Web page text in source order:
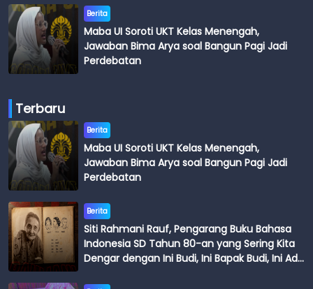
Berita
Maba UI Soroti UKT Kelas Menengah,
Jawaban Bima Arya soal Bangun Pagi Jadi
Perdebatan
Terbaru
Berita
Maba UI Soroti UKT Kelas Menengah,
Jawaban Bima Arya soal Bangun Pagi Jadi
Perdebatan
Berita
Siti Rahmani Rauf, Pengarang Buku Bahasa
Indonesia SD Tahun 80-an yang Sering Kita
Dengar dengan Ini Budi, Ini Bapak Budi, Ini Adik